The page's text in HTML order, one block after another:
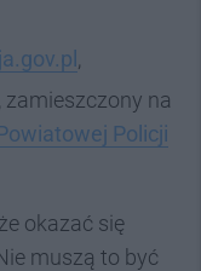
zamieszczony na
Policji
okazać się
muszą to być